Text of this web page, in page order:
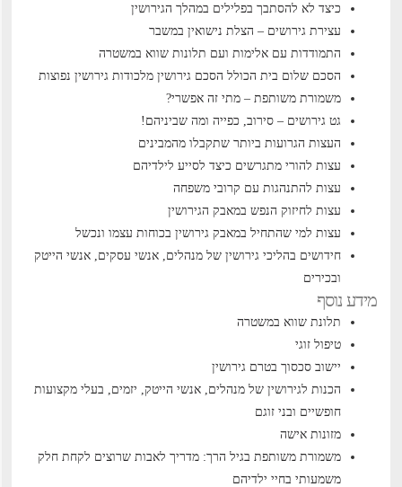
כיצד לא להסתבך בפלילים במהלך הגירושין
עצירת גירושים – הצלת נישואין במשבר
התמודדות עם אלימות ועם תלונות שווא במשטרה
הסכם שלום בית הכולל הסכם גירושיןמלכודות גירושין נפוצות
משמורת משותפת – מתי זה אפשרי?
גט גירושים – סירוב, כפייה ומה שביניהם!
העצות הגרועות ביותר שתקבלו מהמבינים
עצות להורי מתגרשים כיצד לסייע לילדיהם
עצות להתנהגות עם קרובי משפחה
עצות לחיזוק הנפש במאבק הגירושין
עצות למי שהתחיל במאבק גירושין בכוחות עצמו ונכשל
חידושים בהליכי גירושין של מנהלים, אנשי עסקים, אנשי הייטק
ובכירים
מידע נוסף
תלונת שווא במשטרה
טיפול זוגי
יישוב סכסוך בטרם גירושין
הכנות לגירושין של מנהלים, אנשי הייטק, יזמים, בעלי מקצועות
חופשיים ובני זוגם
מזונות אישה
משמורת משותפת בגיל הרך: מדריך לאבות שרוצים לקחת חלק
משמעותי בחיי ילדיהם